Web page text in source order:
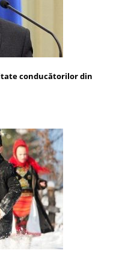
conducătorilor din